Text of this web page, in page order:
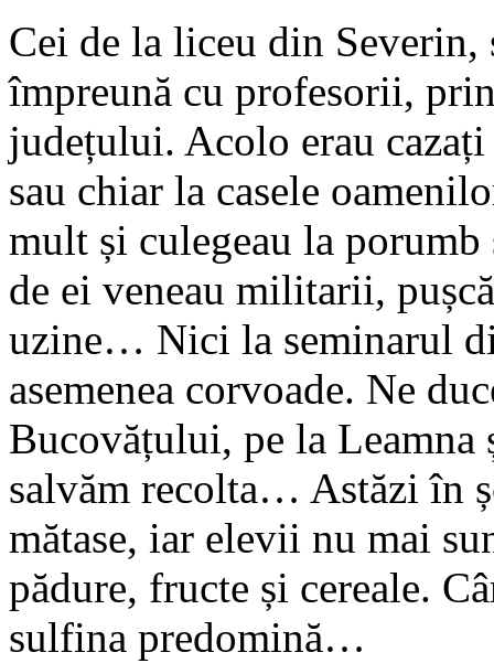
Cei de la liceu din Severin,
împreună cu profesorii,
județului. Acolo erau
sau chiar la casele
mult și culegeau la
de ei veneau militarii,
uzine… Nici la seminarul
asemenea corvoade. Ne
Bucovățului, pe la Leamna
salvăm recolta… Astăzi în
mătase, iar elevii nu mai
pădure, fructe și cereale.
sulfina predomină…